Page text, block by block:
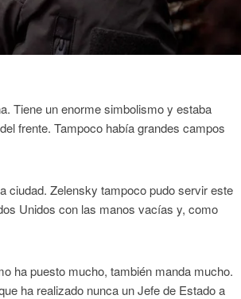
Tiene un enorme simbolismo y estaba
frente. Tampoco había grandes campos
ciudad. Zelensky tampoco pudo servir este
Unidos con las manos vacías y, como
ha puesto mucho, también manda mucho.
ha realizado nunca un Jefe de Estado a